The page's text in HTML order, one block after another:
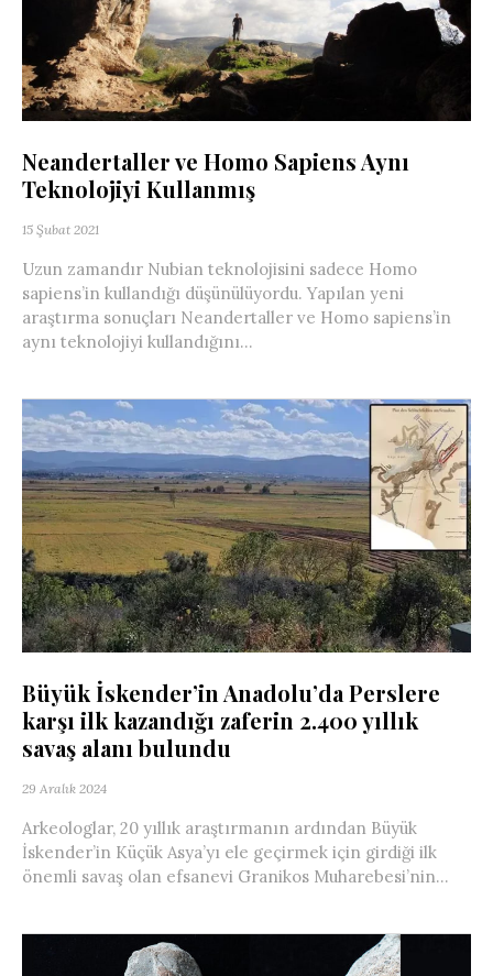
Neandertaller ve Homo Sapiens Aynı
Teknolojiyi Kullanmış
15 Şubat 2021
Uzun zamandır Nubian teknolojisini sadece Homo
sapiens’in kullandığı düşünülüyordu. Yapılan yeni
araştırma sonuçları Neandertaller ve Homo sapiens’in
aynı teknolojiyi kullandığını...
Büyük İskender’in Anadolu’da Perslere
karşı ilk kazandığı zaferin 2.400 yıllık
savaş alanı bulundu
29 Aralık 2024
Arkeologlar, 20 yıllık araştırmanın ardından Büyük
İskender’in Küçük Asya’yı ele geçirmek için girdiği ilk
önemli savaş olan efsanevi Granikos Muharebesi’nin...